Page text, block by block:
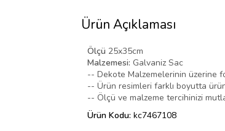
Ürün Açıklaması
Ölçü 25x35cm
Malzemesi: Galvaniz Sac
-- Dekote Malzemelerinin üzerine
-- Ürün resimleri farklı boyutta
-- Ölçü ve malzeme tercihinizi
Ürün Kodu: kc7467108